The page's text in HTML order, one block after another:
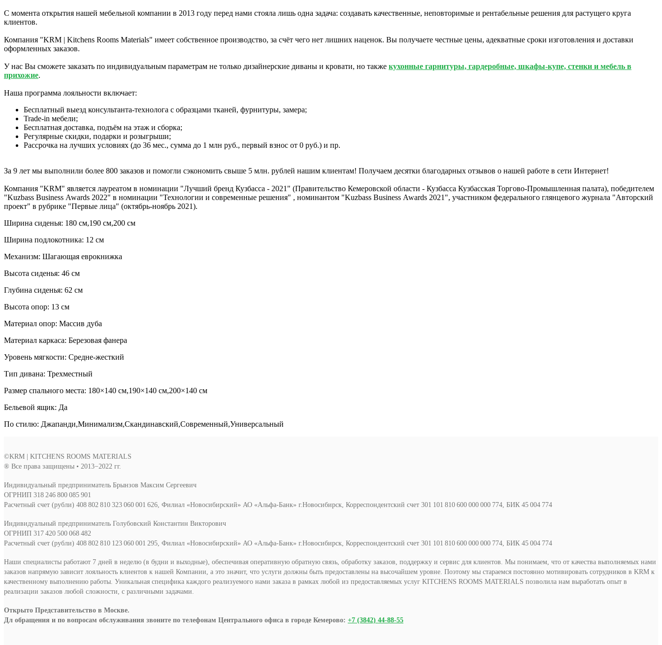
С момента открытия нашей мебельной компании в 2013 году перед нами стояла лишь одна задача: создавать качественные, неповторимые и рентабельные решения для растущего круга
клиентов.
Компания "KRM | Kitchens Rooms Materials" имеет собственное производство, за счёт чего нет лишних наценок. Вы получаете честные цены, адекватные сроки изготовления и доставки
оформленных заказов.
У нас Вы сможете заказать по индивидуальным параметрам не только дизайнерские диваны и кровати, но также кухонные гарнитуры, гардеробные, шкафы-купе, стенки и мебель в
прихожие.
Наша программа лояльности включает:
Бесплатный выезд консультанта-технолога с образцами тканей, фурнитуры, замера;
Trade-in мебели;
Бесплатная доставка, подъём на этаж и сборка;
Регулярные скидки, подарки и розыгрыши;
Рассрочка на лучших условиях (до 36 мес., сумма до 1 млн руб., первый взнос от 0 руб.) и пр.
За 9 лет мы выполнили более 800 заказов и помогли сэкономить свыше 5 млн. рублей нашим клиентам! Получаем десятки благодарных отзывов о нашей работе в сети Интернет!
Компания "KRM" является лауреатом в номинации "Лучший бренд Кузбасса - 2021" (Правительство Кемеровской области - Кузбасса Кузбасская Торгово-Промышленная палата), победителем
"Kuzbass Business Awards 2022" в номинации "Технологии и современные решения" , номинантом "Kuzbass Business Awards 2021", участником федерального глянцевого журнала "Авторский
проект" в рубрике "Первые лица" (октябрь-ноябрь 2021).
Ширина сиденья: 180 см,190 см,200 см
Ширина подлокотника: 12 см
Mеханизм: Шагающая еврокнижка
Высота сиденья: 46 см
Глубина сиденья: 62 см
Высота опор: 13 см
Материал опор: Массив дуба
Материал каркаса: Березовая фанера
Уровень мягкости: Средне-жесткий
Тип дивана: Трехместный
Размер спального места: 180×140 см,190×140 см,200×140 см
Бельевой ящик: Да
По стилю: Джапанди,Минимализм,Скандинавский,Современный,Универсальный
©KRM | KITCHENS ROOMS MATERIALS
® Все права защищены • 2013−2022 гг.
Индивидуальный предприниматель Брынзов Максим Сергеевич
ОГРНИП 318 246 800 085 901
Расчетный счет (рубли) 408 802 810 323 060 001 626, Филиал «Новосибирский» АО «Альфа-Банк» г.Новосибирск, Корреспондентский счет 301 101 810 600 000 000 774, БИК 45 004 774
Индивидуальный предприниматель Голубовский Константин Викторович
ОГРНИП 317 420 500 068 482
Расчетный счет (рубли) 408 802 810 123 060 001 295, Филиал «Новосибирский» АО «Альфа-Банк» г.Новосибирск, Корреспондентский счет 301 101 810 600 000 000 774, БИК 45 004 774
Наши специалисты работают 7 дней в неделю (в будни и выходные), обеспечивая оперативную обратную связь, обработку заказов, поддержку и сервис для клиентов. Мы понимаем, что от качества выполняемых нами
заказов напрямую зависит лояльность клиентов к нашей Компании, а это значит, что услуги должны быть предоставлены на высочайшем уровне. Поэтому мы стараемся постоянно мотивировать сотрудников в KRM к
качественному выполнению работы. Уникальная специфика каждого реализуемого нами заказа в рамках любой из предоставляемых услуг KITCHENS ROOMS MATERIALS позволила нам выработать опыт в
реализации заказов любой сложности, с различными задачами.
Открыто Представительство в Москве.
Дл обращения и по вопросам обслуживания звоните по телефонам Центрального офиса в городе Кемерово: +7 (3842) 44-88-55